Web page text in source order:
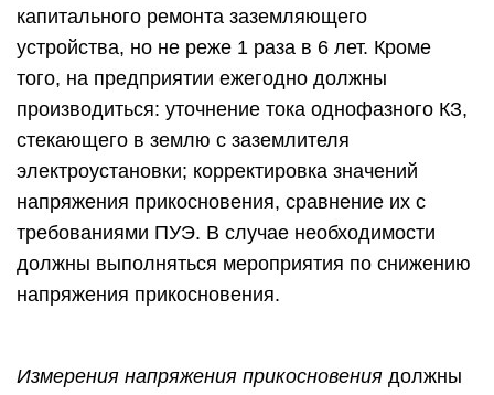
капитального ремонта заземляющего
устройства, но не реже 1 раза в 6 лет. Кроме
того, на предприятии ежегодно должны
производиться: уточнение тока однофазного КЗ,
стекающего в землю с заземлителя
электроустановки; корректировка значений
напряжения прикосновения, сравнение их с
требованиями ПУЭ. В случае необходимости
должны выполняться мероприятия по снижению
напряжения прикосновения.
Измерения напряжения прикосновения должны